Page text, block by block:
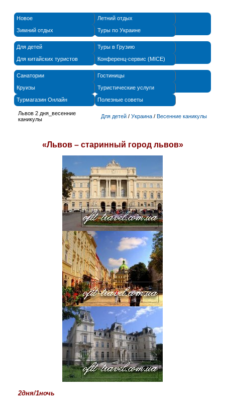
Новое
Летний отдых
Зимний отдых
Туры по Украине
Для детей
Туры в Грузию
Для китайских туристов
Конференц-сервис (MICE)
Санатории
Гостиницы
Круизы
Туристические услуги
Турмагазин Онлайн
Полезные советы
Львов 2 дня_весенние
каникулы
Для детей / Украина / Весенние каникулы
«Львов – старинный город львов»
2дня/1ночь